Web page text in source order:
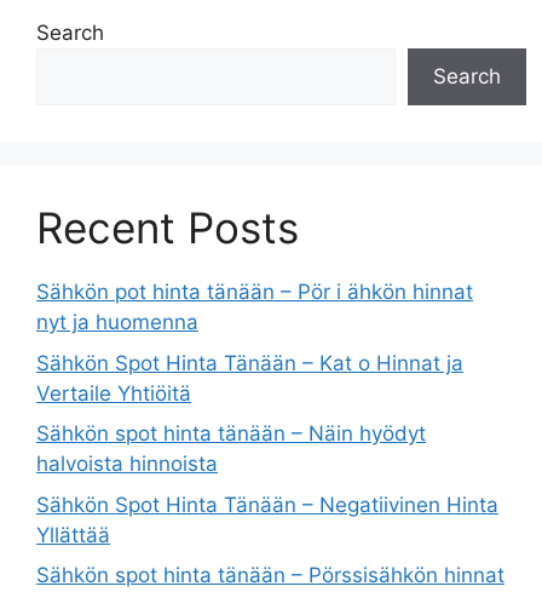
Search
Search
Recent Posts
Sähkön pot hinta tänään – Pör i ähkön hinnat
nyt ja huomenna
Sähkön Spot Hinta Tänään – Kat o Hinnat ja
Vertaile Yhtiöitä
Sähkön spot hinta tänään – Näin hyödyt
halvoista hinnoista
Sähkön Spot Hinta Tänään – Negatiivinen Hinta
Yllättää
Sähkön spot hinta tänään – Pörssisähkön hinnat